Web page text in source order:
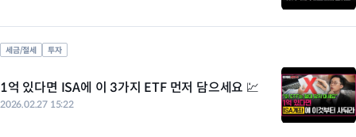
세금/절세 투자
1억 있다면 ISA에 이 3가지 ETF 먼저 담으세요 💹
2026.02.27 15:22